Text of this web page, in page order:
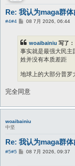
Re: 我认为maga群
#4#4
帖
08 7月 2026, 06:44
woaibainiu 写了：
事实就是最强大民主
姓并没有本质差距
地球上的大部分普罗
完全同意
woaibainiu
中坚
Re: 我认为maga群
#5#5
帖
08 7月 2026, 09:37